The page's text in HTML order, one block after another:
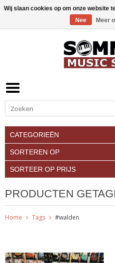
CATEGORIEËN
SORTEREN OP
SORTEER OP PRIJS
PRODUCTEN
Home Tags #walden
Wij slaan cookies op om onze website
Nee
Meer